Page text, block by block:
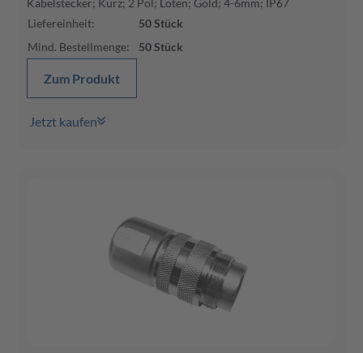
Liefereinheit: 50Stück
Mind. Bestellmenge: 50Stück
Zum Produkt
Jetzt kaufen